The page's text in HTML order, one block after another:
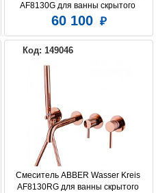
AF8130G для ванны скрытого
монтажа, золото матовое
60 100
Код: 149046
Смеситель ABBER Wasser Kreis
AF8130RG для ванны скрытого